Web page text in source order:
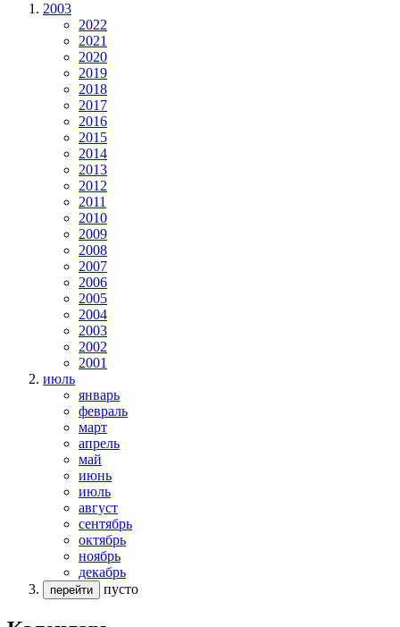
2003
2022
2021
2020
2019
2018
2017
2016
2015
2014
2013
2012
2011
2010
2009
2008
2007
2006
2005
2004
2003
2002
2001
июль
январь
февраль
март
апрель
май
июнь
июль
август
сентябрь
октябрь
ноябрь
декабрь
перейти пусто